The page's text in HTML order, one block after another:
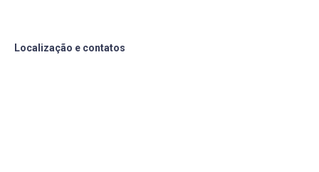
Localização e contatos